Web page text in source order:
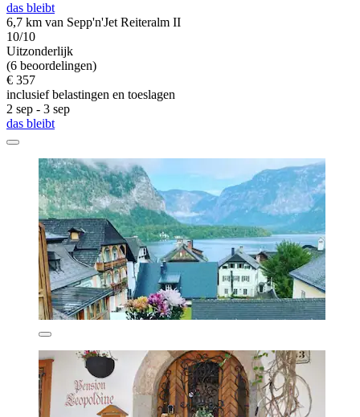
das bleibt
6,7 km van Sepp'n'Jet Reiteralm II
10/10
Uitzonderlijk
(6 beoordelingen)
€ 357
inclusief belastingen en toeslagen
2 sep - 3 sep
das bleibt